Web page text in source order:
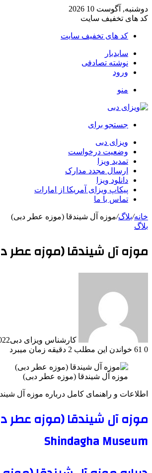
دوشنبه, آگوست 10 2026
کد های تخفیف سایت
کد های تخفیف سایت
سایدبار
نوشته تصادفی
ورود
منو
جستجو برای
ویزای دبی
وضعیت درخواست
تمدید ویزا
ارسال مجدد مدارک
دانلود ویزا
پیکاپ ویزای آمریکا از امارات
تماس با ما
خانه/بلاگ/موزه آل شیندقا (موزه عطر دبی)
بلاگ
موزه آل شیندقا (موزه عطر
کارشناس ویزای دبی
0
خواندن این مطلب 2 دقیقه زمان میبرد
موزه آل شیندقا (موزه عطر دبی)
اطلاعات و راهنمای کامل درباره موزه آل
Shindagha Museum